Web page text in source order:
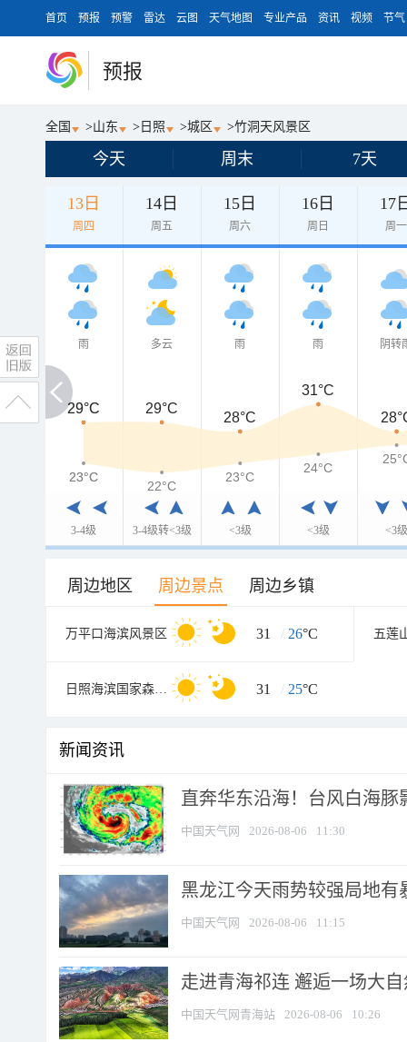
首页 预报 预警 雷达 云图 天气地图 专业产品 资讯 视频 节气
预报
全国 >山东 > 日照 >城区 >竹洞天风景区
今天 周末 7天
13日
周四
14日
周五
15日
周六
16日
周日
17
周一
雨
3-4级
多云
3-4级转<3级
雨
<3级
雨
<3级
阴转
<3级
29°C
29°C 29°C
28°C
31°C
23°C
23°C
22°C
23°C
24°C
周边地区 周边景点 周边乡镇
万平口海滨风景区 31 / 26°C 五莲
日照海滨国家森林公园 31 / 25°C
新闻资讯
直奔华东沿海！台风白海豚
中国天气网 2026-08-06 11:30
黑龙江今天雨势较强局地有
中国天气网 2026-08-06 11:15
走进青海祁连 邂逅一场大
中国天气网青海站 2026-08-06 10:26